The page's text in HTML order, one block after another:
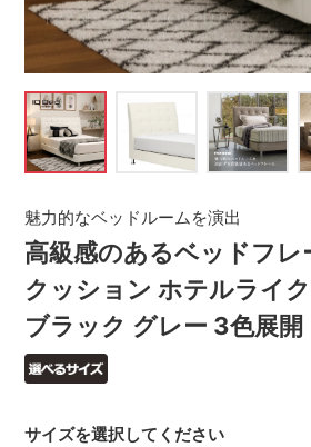
高級感のあるベッドフレ
クッション ホテルライ
ブラック グレー 3色展開
魅力的なベッドルームを演出
サイズを選択してください